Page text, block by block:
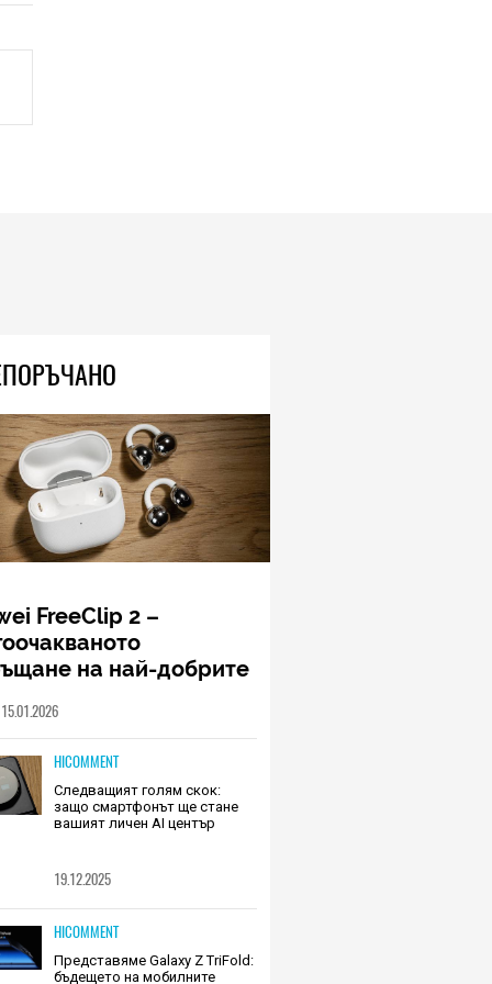
FreeClip 2 –
на най-добрите
15.01.2026
HICOMMENT
Следващият голям скок:
защо смартфонът ще стане
вашият личен AI център
19.12.2025
HICOMMENT
Представяме Galaxy Z TriFold:
бъдещето на мобилните